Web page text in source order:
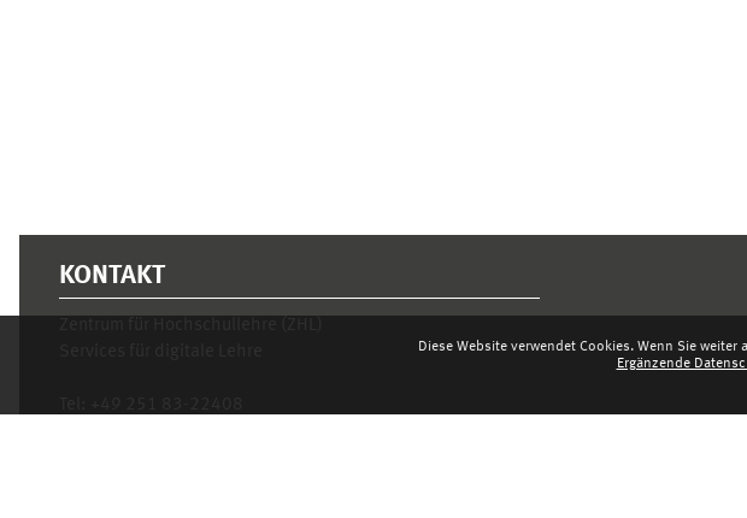
Diese Website verwendet Cookies. Wenn Sie
Ergänzende
KONTAKT